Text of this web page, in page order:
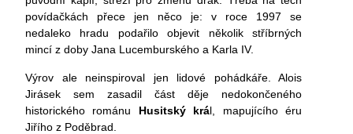
povídačkách přece jen něco je: v roce 1997 se
nedaleko hradu podařilo objevit několik stříbrných
mincí z doby Jana Lucemburského a Karla IV.
Výrov ale neinspiroval jen lidové pohádkáře. Alois
Jirásek sem zasadil část děje nedokončeného
historického románu Husitský král, mapujícího éru
Jiřího z Poděbrad.